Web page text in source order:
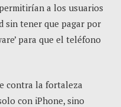
a los usuarios
sin tener que pagar por
para que el teléfono
contra la fortaleza
con iPhone, sino